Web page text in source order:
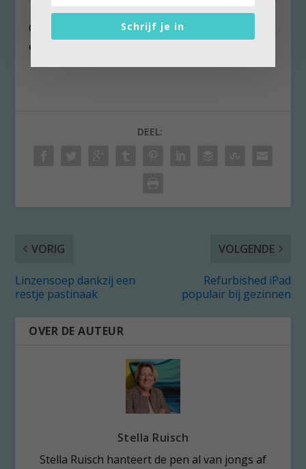
Openingsfoto: Voortaan een boks in plaats van
een omhelzing?
DEEL:
VORIG
Linzensoep dankzij een
restje pastinaak
VOLGENDE
Refurbished iPad
populair bij gezinnen
OVER DE AUTEUR
Stella Ruisch
Stella Ruisch hanteert de pen al van jongs af
Schrijf je in